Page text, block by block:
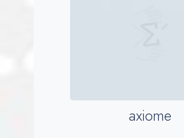
axiome